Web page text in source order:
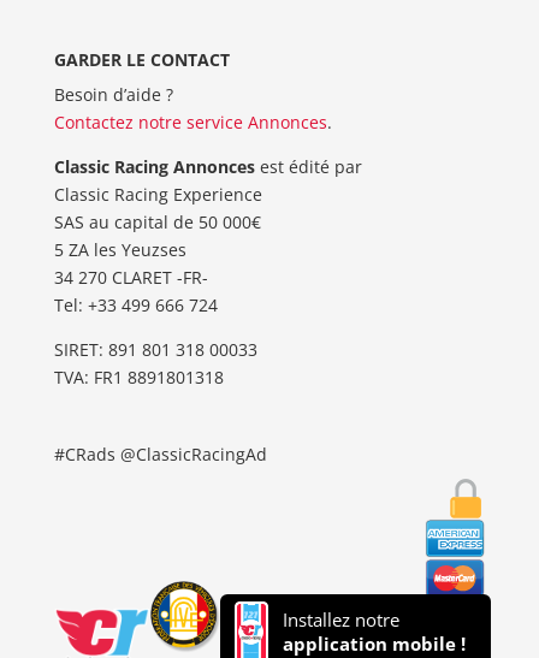
GARDER LE CONTACT
Besoin d’aide ?
Contactez notre service Annonces.
Classic Racing Annoncesest édité par
Classic Racing Experience
SAS au capital de 50 000€
5 ZA les Yeuzses
34 270 CLARET -FR-
Tel: ‭+33 499 666 724‬
SIRET: 891 801 318 00033
TVA: FR1 8891801318
#CRads @ClassicRacingAd
Installez notre
application mobile !